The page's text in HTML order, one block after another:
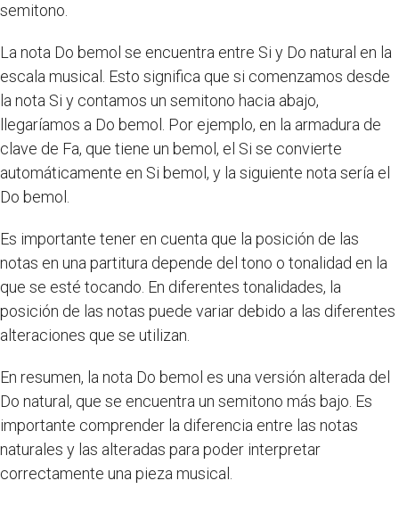
semitono.
La nota Do bemol se encuentra entre Si y Do natural en la
escala musical. Esto significa que si comenzamos desde
la nota Si y contamos un semitono hacia abajo,
llegaríamos a Do bemol. Por ejemplo, en la armadura de
clave de Fa, que tiene un bemol, el Si se convierte
automáticamente en Si bemol, y la siguiente nota sería el
Do bemol.
Es importante tener en cuenta que la posición de las
notas en una partitura depende del tono o tonalidad en la
que se esté tocando. En diferentes tonalidades, la
posición de las notas puede variar debido a las diferentes
alteraciones que se utilizan.
En resumen, la nota Do bemol es una versión alterada del
Do natural, que se encuentra un semitono más bajo. Es
importante comprender la diferencia entre las notas
naturales y las alteradas para poder interpretar
correctamente una pieza musical.